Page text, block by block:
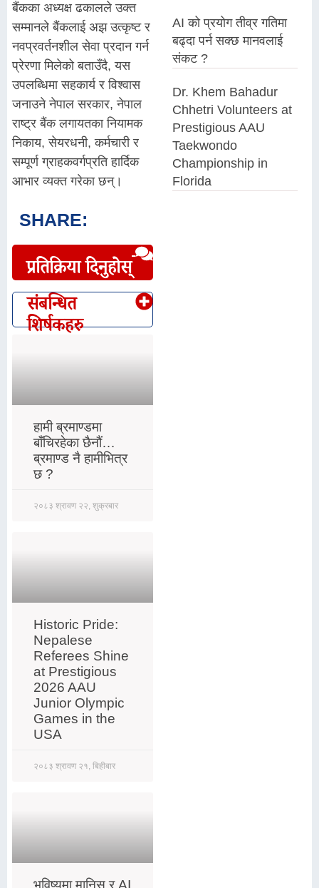
बैंकका अध्यक्ष ढकालले उक्त
सम्मानले बैंकलाई अझ उत्कृष्ट र
नवप्रवर्तनशील सेवा प्रदान गर्न
प्रेरणा मिलेको बताउँदै, यस
उपलब्धिमा सहकार्य र विश्वास
जनाउने नेपाल सरकार, नेपाल
राष्ट्र बैंक लगायतका नियामक
निकाय, सेयरधनी, कर्मचारी र
सम्पूर्ण ग्राहकवर्गप्रति हार्दिक
आभार व्यक्त गरेका छन्।
SHARE:
प्रतिक्रिया दिनुहोस्
संबन्धित
शिर्षकहरु
हामी ब्रमाण्डमा
बाँचिरहेका छैनौं…
ब्रमाण्ड नै हामीभित्र
छ ?
२०८३ श्रावण २२, शुक्रबार
Historic Pride:
Nepalese
Referees Shine
at Prestigious
2026 AAU
Junior Olympic
Games in the
USA
२०८३ श्रावण २१, बिहीबार
भविष्यमा मानिस र AI
AI को प्रयोग तीव्र गतिमा
बढ्दा पर्न सक्छ मानवलाई
संकट ?
Dr. Khem Bahadur
Chhetri Volunteers at
Prestigious AAU
Taekwondo
Championship in
Florida